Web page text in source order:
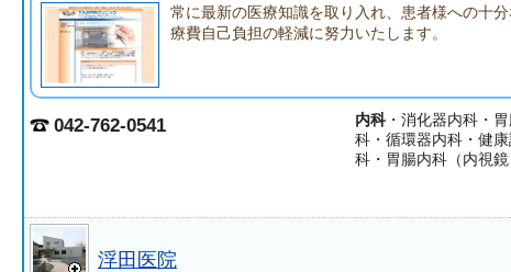
常に最新の医療知識を取り入れ、患者様への十
療費自己負担の軽減に努力いたします。
042-762-0541 内科・消化器内科・
科・循環器内科・健
科・胃腸内科（内視
浮田医院